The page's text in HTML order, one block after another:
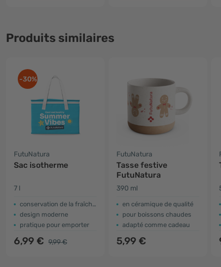
Produits similaires
-30%
FutuNatura
Sac isotherme
7 l
conservation de la fraîcheur
design moderne
pratique pour emporter
6,99 € 9,99 €
FutuNatura
Tasse festive
FutuNatura
390 ml
en céramique de qualité
pour boissons chaudes
adapté comme cadeau
5,99 €